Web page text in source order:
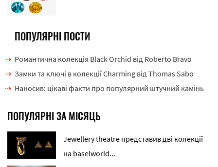
ПОПУЛЯРНІ ПОСТИ
Романтична колекція Black Orchid від Roberto Bravo
Замки та ключі в колекції Charming від Thomas Sabo
Наносив: цікаві факти про популярний штучний камінь
ПОПУЛЯРНІ ЗА МІСЯЦЬ
Jewellery theatre представив дві колекції
на baselworld...